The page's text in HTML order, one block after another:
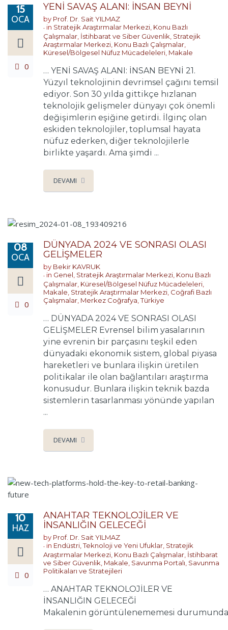
15
OCA
0
YENİ SAVAŞ ALANI: İNSAN BEYNİ
by Prof. Dr. Sait YILMAZ
in Stratejik Araştırmalar Merkezi Konu Bazlı
Çalışmalar İstihbarat ve Siber Güvenlik Stratejik
Araştırmalar Merkezi Konu Bazlı Çalışmalar
Küresel/Bölgesel Nüfuz Mücadeleleri Makale
… YENİ SAVAŞ ALANI: İNSAN BEYNİ 21.
Yüzyıl teknolojinin devrimsel çağını temsil
ediyor. Son 30 yılda gittikçe hızlanan
teknolojik gelişmeler dünyayı çok önemli
değişimlerin eşiğine getirdi. İlginç olan
eskiden teknolojiler, toplumsal hayata
nüfuz ederken, diğer teknolojilerle
birlikte yaşardı. Ama şimdi ...
DEVAMI
08
OCA
0
DÜNYADA 2024 VE SONRASI OLASI
GELİŞMELER
by Bekir KAVRUK
in Genel, Stratejik Araştırmalar Merkezi, Konu Bazlı
Çalışmalar, Küresel/Bölgesel Nüfuz Mücadeleleri,
Makale, Stratejik Araştırmalar Merkezi, Coğrafi Bazlı
Çalışmalar, Merkez Coğrafya,Türkiye
… DÜNYADA 2024 VE SONRASI OLASI
GELİŞMELER Evrensel bilim yasalarının
yine evrenin bir parçasını teşkil eden
dünyadaki ekonomik sistem, global piyasa
hareketleri ve bunlara ilişkin üretilen
politikalar ile olan bağlantıları araştırma
konusudur. Bunlara ilişkin teknik bazda
sistemlerin tasarlanması yönünde yapılan
...
DEVAMI
10
HAZ
0
ANAHTAR TEKNOLOJİLER VE
İNSANLIĞIN GELECEĞİ
by Prof. Dr. Sait YILMAZ
in Endüstri, Teknoloji ve Yeni Ufuklar, Stratejik
Araştırmalar Merkezi, Konu Bazlı Çalışmalar, İstihbarat
ve Siber Güvenlik, Makale, Savunma Portalı, Savunma
Politikaları ve Stratejileri
… ANAHTAR TEKNOLOJİLER VE
İNSANLIĞIN GELECEĞİ
Makalenin görüntülenememesi